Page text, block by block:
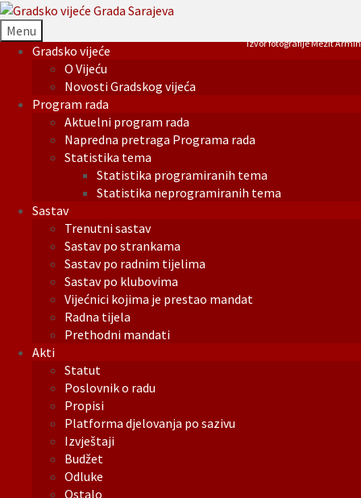
Menu
Gradsko vijeće
O Vijeću
Novosti Gradskog vijeća
Program rada
Aktuelni program rada
Napredna pretraga Programa rada
Statistika tema
Statistika programiranih tema
Statistika neprogramiranih tema
Sastav
Trenutni sastav
Sastav po strankama
Sastav po radnim tijelima
Sastav po klubovima
Vijećnici kojima je prestao mandat
Radna tijela
Prethodni mandati
Akti
Statut
Poslovnik o radu
Propisi
Platforma djelovanja po sazivu
Izvještaji
Budžet
Odluke
Ostalo
Izvor fotografije Mezit Armin